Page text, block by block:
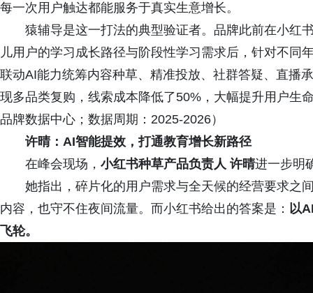
每一次用户触达都能服务于真实生意增长。
猿辅导是这一打法的典型验证者。品牌此前在小红
儿用户的学习成长路径与阶段性学习需求后，针对不同
联动AI能力统筹内容种草、精准投放、社群答疑、直播
现多品类复购，线索成本降低了50%，大幅提升用户生
品牌数据中心；数据周期：2025-2026）
许晴：AI智能提效，打通教育增长新路径
在峰会现场， 小红书种草产品负责人 许晴进一步明
她指出，碎片化的用户需求与全天候的经营要求之
内容，也守不住夜间流量。而小红书给出的答案是： 以
飞轮。